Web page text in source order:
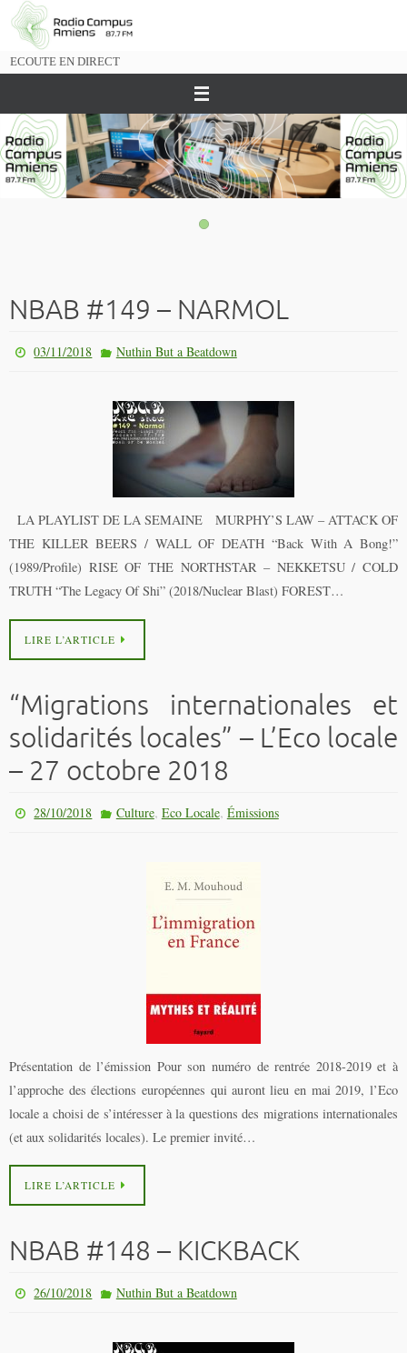
Passer
vers
ECOUTE EN DIRECT
NBAB #149 – NARMOL
03/11/2018 Nuthin But a Beatdown
LA PLAYLIST DE LA SEMAINE MURPHY’S LAW – ATTACK OF
THE KILLER BEERS / WALL OF DEATH “Back With A Bong!”
(1989/Profile) RISE OF THE NORTHSTAR – NEKKETSU / COLD
TRUTH “The Legacy Of Shi” (2018/Nuclear Blast) FOREST…
LIRE L’ARTICLE
“Migrations internationales et
solidarités locales” – L’Eco locale
– 27 octobre 2018
28/10/2018 Culture, Eco Locale, Émissions
Présentation de l’émission Pour son numéro de rentrée 2018-2019 et à
l’approche des élections européennes qui auront lieu en mai 2019, l’Eco
locale a choisi de s’intéresser à la questions des migrations internationales
(et aux solidarités locales). Le premier invité…
LIRE L’ARTICLE
NBAB #148 – KICKBACK
26/10/2018 Nuthin But a Beatdown